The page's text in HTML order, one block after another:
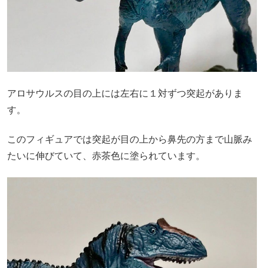
アロサウルスの目の上には左右に１対ずつ突起がありま
す。
このフィギュアでは突起が目の上から鼻先の方まで山脈み
たいに伸びていて、赤茶色に塗られています。